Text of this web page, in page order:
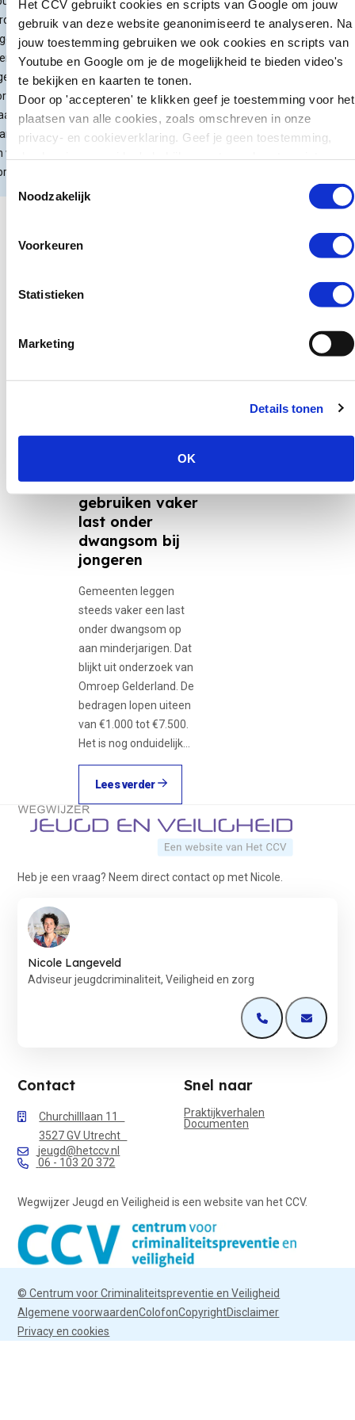
Het CCV gebruikt cookies en scripts van Google om jouw
gebruik van deze website geanonimiseerd te analyseren. Na
jouw toestemming gebruiken we ook cookies en scripts van
Youtube en Google om je de mogelijkheid te bieden video's
te bekijken en kaarten te tonen.
Door op 'accepteren' te klikken geef je toestemming voor het
plaatsen van alle cookies, zoals omschreven in onze
privacy- en cookieverklaring. Geef je geen toestemming,
Noodzakelijk
Voorkeuren
Statistieken
Marketing
Details tonen
OK
2
van
17 jaar
ze
wapen
kunnen we leren
voor preventie?
Zweden wil jonge
tieners die ernstige
misdrijven plegen
zwaarder kunnen
straffen. Jongeren van
15 tot en met 17 jaar
in de gevangenis
Gemeenten
gebruiken vaker
last onder
dwangsom bij
jongeren
Gemeenten leggen
steeds vaker een last
onder dwangsom op
aan minderjarigen. Dat
blijkt uit onderzoek van
Omroep Gelderland. De
bedragen lopen uiteen
van €1.000 tot €7.500.
Het is nog onduidelijk…
12-minners,
Lees verder
Terug naar de startpagina
Heb je een vraag? Neem direct contact op met Nicole.
Nicole Langeveld
Adviseur jeugdcriminaliteit, Veiligheid en zorg
Open deOpen de
Contact
Churchilllaan 11
3527 GV Utrecht
jeugd@hetccv.nl
06 - 103 20 372
Snel naar
Praktijkverhalen
Documenten
Wegwijzer Jeugd en Veiligheid is een website van het CCV.
© Centrum voor Criminaliteitspreventie en Veiligheid
Algemene voorwaardenColofonCopyrightDisclaimer
Privacy en cookies